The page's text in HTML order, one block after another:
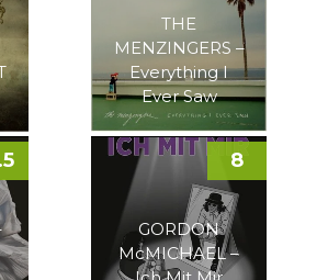
THE
MENZINGERS –
Everything I
Ever Saw
GORDON
McMICHAEL –
8